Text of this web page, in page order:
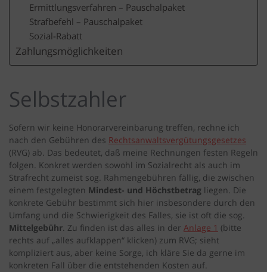
Ermittlungsverfahren – Pauschalpaket
Strafbefehl – Pauschalpaket
Sozial-Rabatt
Zahlungsmöglichkeiten
Selbstzahler
Sofern wir keine Honorarvereinbarung treffen, rechne ich
nach den Gebühren des Rechtsanwaltsvergütungsgesetzes
(RVG) ab. Das bedeutet, daß meine Rechnungen festen Regeln
folgen. Konkret werden sowohl im Sozialrecht als auch im
Strafrecht zumeist sog. Rahmengebühren fällig, die zwischen
einem festgelegten Mindest- und Höchstbetrag liegen. Die
konkrete Gebühr bestimmt sich hier insbesondere durch den
Umfang und die Schwierigkeit des Falles, sie ist oft die sog.
Mittelgebühr. Zu finden ist das alles in der Anlage 1 (bitte
rechts auf „alles aufklappen“ klicken) zum RVG; sieht
kompliziert aus, aber keine Sorge, ich kläre Sie da gerne im
konkreten Fall über die entstehenden Kosten auf.